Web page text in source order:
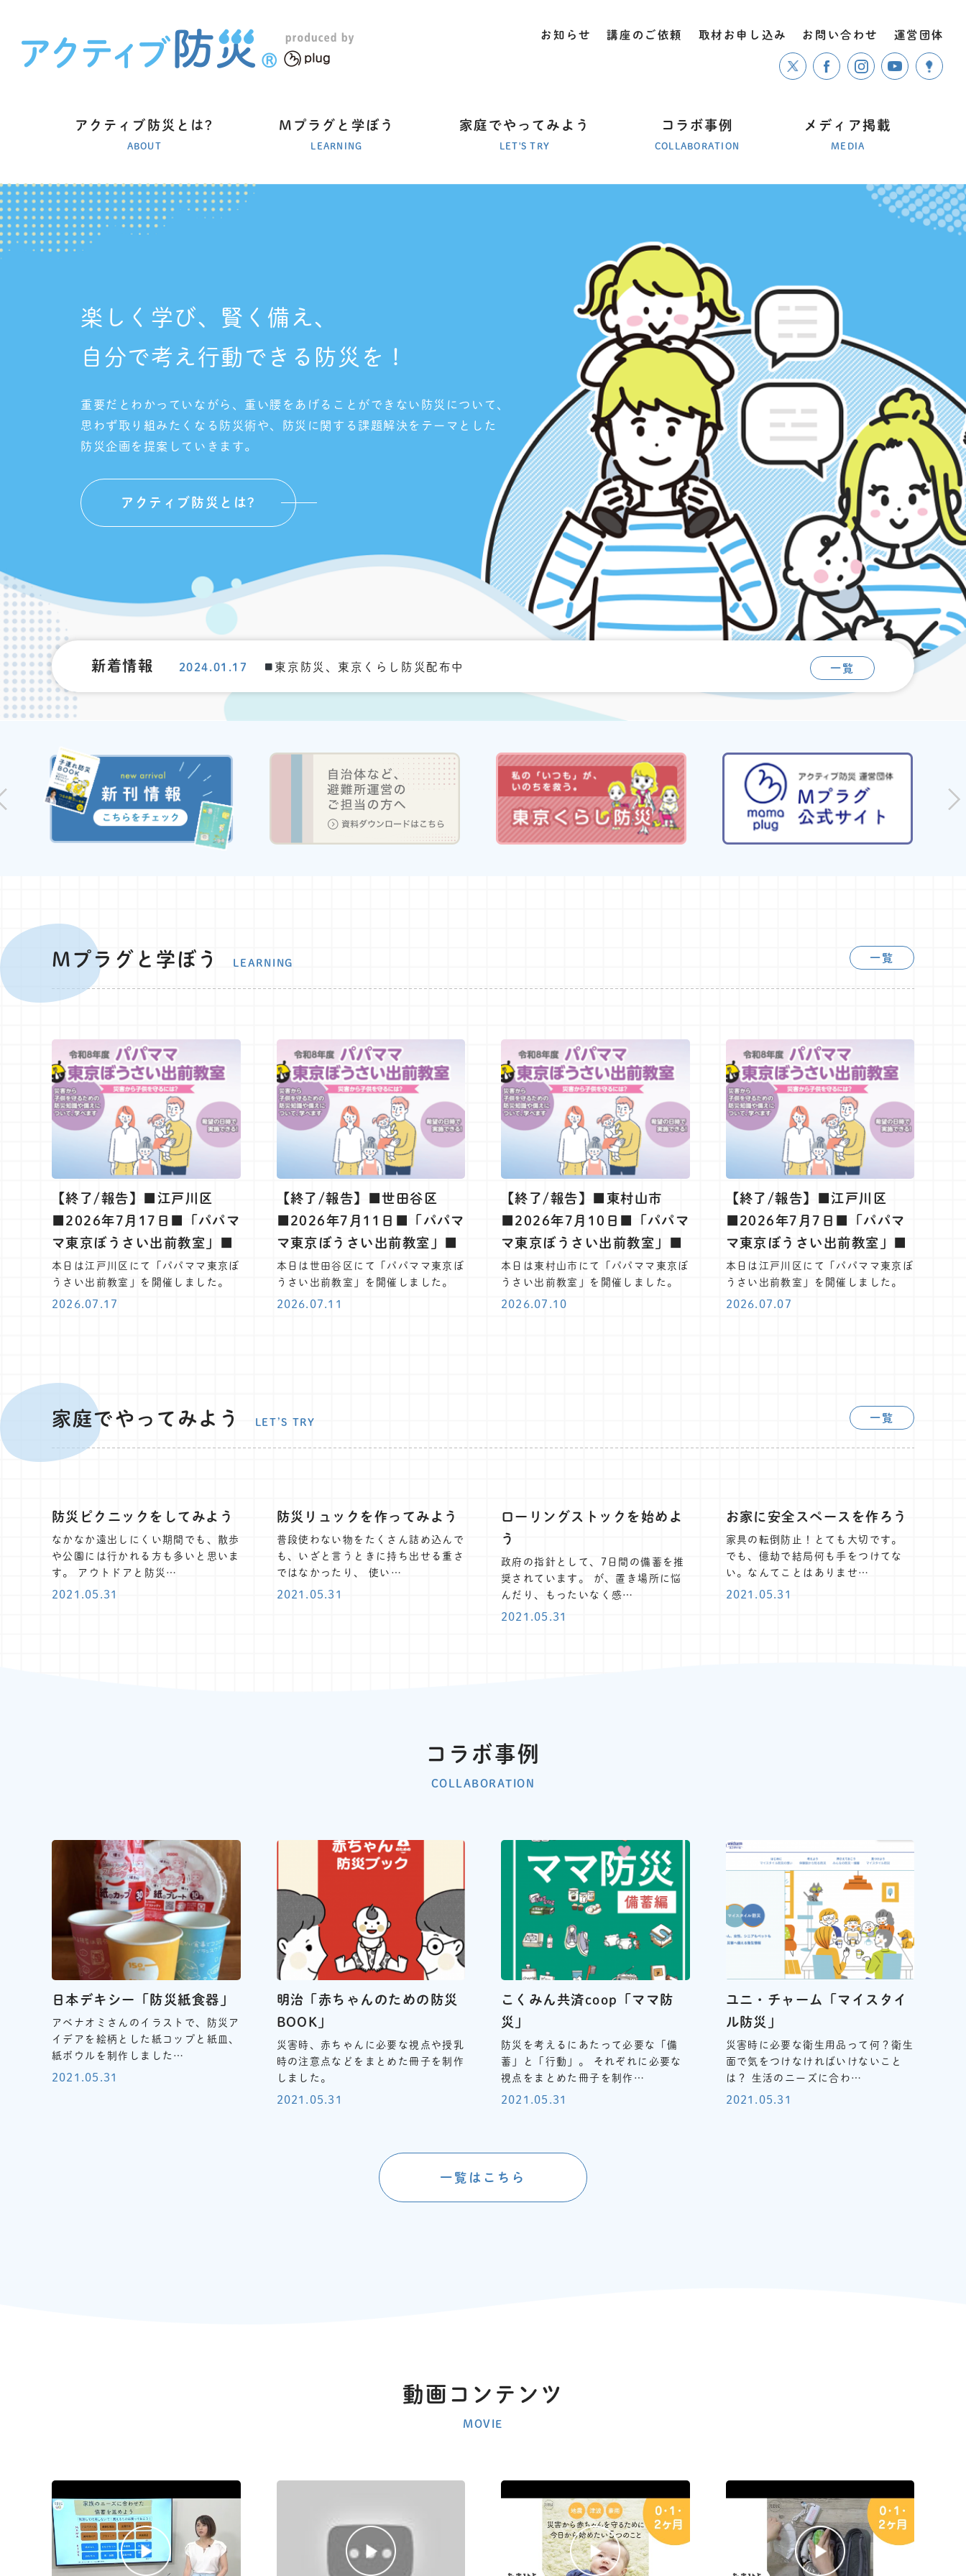
アクティブ防災とは?
ABOUT
Mプラグと学ぼう
LEARNING
家庭でやってみよう
LET'S TRY
コラボ事例
COLLABORATION
メディア掲載
MEDIA
お知らせ 講座のご依頼 取材お申し込み お問い合わせ 運営団体
楽しく学び、賢く備え、
自分で考え行動できる防災を！
重要だとわかっていながら、重い腰をあげることができない防災について、
思わず取り組みたくなる防災術や、防災に関する課題解決をテーマとした
防災企画を提案していきます。
アクティブ防災とは?
新着情報 2024.01.17 東京防災、東京くらし防災配布中 一覧
Mプラグと学ぼう LEARNING 一覧
【終了/報告】■江戸川区
■2026年7月17日■「パパマ
マ東京ぼうさい出前教室」■
本日は江戸川区にて「パパママ東京ぼ
うさい出前教室」を開催しました。
2026.07.17
【終了/報告】■世田谷区
■2026年7月11日■「パパマ
マ東京ぼうさい出前教室」■
本日は世田谷区にて「パパママ東京ぼ
うさい出前教室」を開催しました。
2026.07.11
【終了/報告】■東村山市
■2026年7月10日■「パパマ
マ東京ぼうさい出前教室」■
本日は東村山市にて「パパママ東京ぼ
うさい出前教室」を開催しました。
2026.07.10
【終了/報告】■江戸川区
■2026年7月7日■「パパマ
マ東京ぼうさい出前教室」■
本日は江戸川区にて「パパママ東京ぼ
うさい出前教室」を開催しました。
2026.07.07
家庭でやってみよう LET’S TRY 一覧
防災ピクニックをしてみよう
なかなか遠出しにくい期間でも、散歩
や公園には行かれる方も多いと思いま
す。 アウトドアと防災…
2021.05.31
防災リュックを作ってみよう
普段使わない物をたくさん詰め込んで
も、いざと言うときに持ち出せる重さ
ではなかったり、 使い…
2021.05.31
ローリングストックを始めよ
う
政府の指針として、7日間の備蓄を推
奨されています。 が、置き場所に悩
んだり、もったいなく感…
2021.05.31
お家に安全スペースを作ろう
家具の転倒防止！とても大切です。
でも、億劫で結局何も手をつけてな
い。なんてことはありませ…
2021.05.31
コラボ事例
COLLABORATION
日本デキシー「防災紙食器」
アベナオミさんのイラストで、防災ア
イデアを絵柄とした紙コップと紙皿、
紙ボウルを制作しました…
2021.05.31
明治「赤ちゃんのための防災
BOOK」
災害時、赤ちゃんに必要な視点や授乳
時の注意点などをまとめた冊子を制作
しました。
2021.05.31
こくみん共済coop「ママ防
災」
防災を考えるにあたって必要な「備
蓄」と「行動」。 それぞれに必要な
視点をまとめた冊子を制作…
2021.05.31
ユニ・チャーム「マイスタイ
ル防災」
災害時に必要な衛生用品って何？衛生
面で気をつけなければいけないこと
は？ 生活のニーズに合わ…
2021.05.31
一覧はこちら
動画コンテンツ
MOVIE